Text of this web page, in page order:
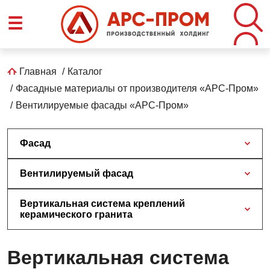
☰
Строка
навигации
Главная
Каталог
Фасадные материалы от производителя «АРС-Пром»
Вентилируемые фасады «АРС-Пром»
Фасад
Вентилируемый фасад
Вертикальная система креплений
керамического гранита
Вертикальная система